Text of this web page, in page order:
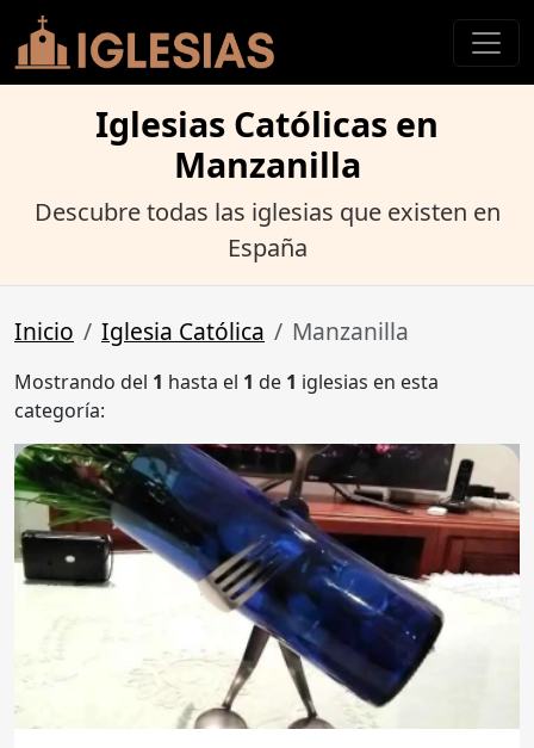
Iglesias Católicas en
Manzanilla
Descubre todas las iglesias que existen en
España
Inicio Iglesia Católica Manzanilla
Mostrando del 1 hasta el 1 de 1 iglesias en esta
categoría: